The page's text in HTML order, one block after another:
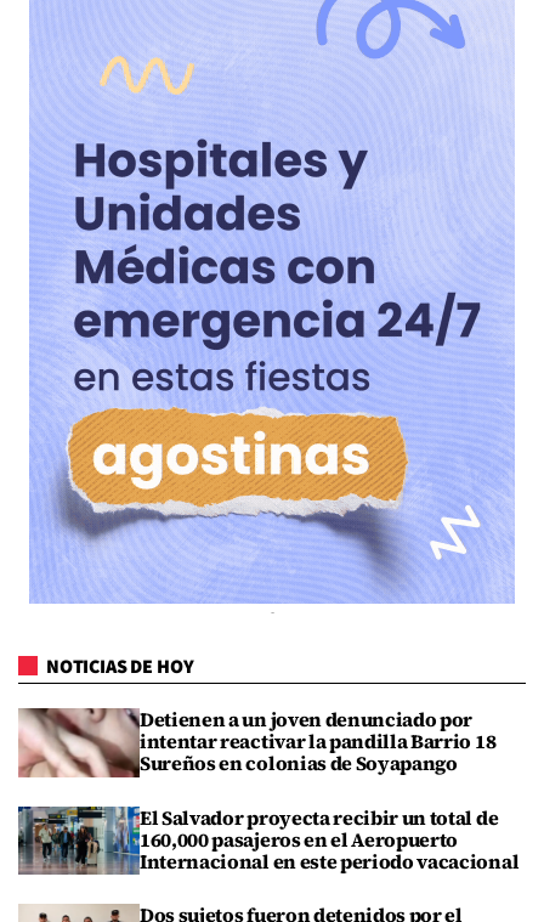
NOTICIAS DE HOY
Detienen a un joven denunciado por
intentar reactivar la pandilla Barrio 18
Sureños en colonias de Soyapango
El Salvador proyecta recibir un total de
160,000 pasajeros en el Aeropuerto
Internacional en este periodo vacacional
Dos sujetos fueron detenidos por el